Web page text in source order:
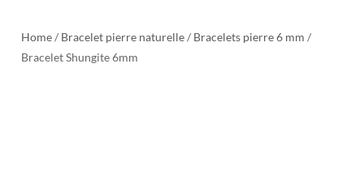
Home/ Bracelet pierre naturelle/ Bracelets pierre 6 mm /
Bracelet Shungite 6mm